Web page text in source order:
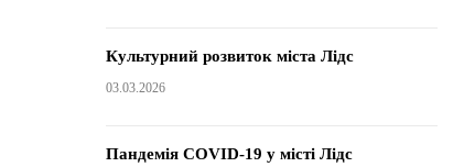
Культурний розвиток міста Лідс
03.03.2026
Пандемія COVID-19 у місті Лідс